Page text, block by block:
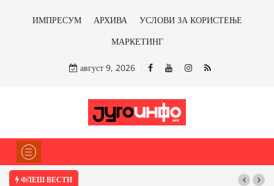
ИМПРЕСУМ АРХИВА
УСЛОВИ ЗА КОРИСТЕЊЕ
МАРКЕТИНГ
август 9, 2026
ФЛЕШ ВЕСТИ